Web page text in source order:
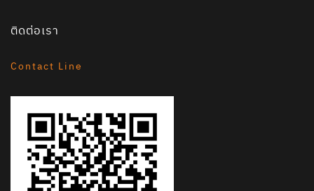
ติดต่อเรา
Contact Line